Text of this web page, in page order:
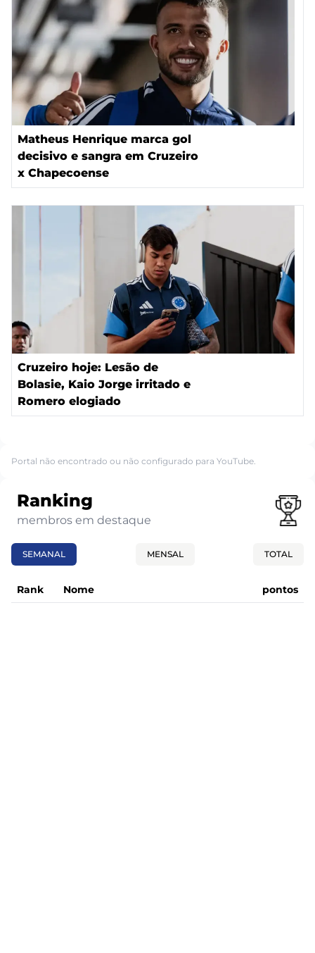
Matheus Henrique marca gol
decisivo e sangra em Cruzeiro
x Chapecoense
Cruzeiro hoje: Lesão de
Bolasie, Kaio Jorge irritado e
Romero elogiado
Portal não encontrado ou não configurado para YouTube.
Ranking
membros em destaque
SEMANAL MENSAL TOTAL
Rank Nome pontos